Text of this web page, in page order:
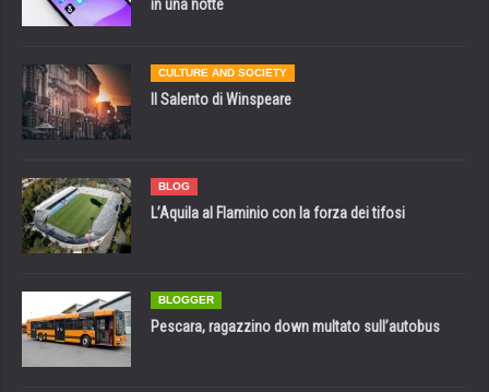
in una notte
CULTURE AND SOCIETY
Il Salento di Winspeare
BLOG
L’Aquila al Flaminio con la forza dei tifosi
BLOGGER
Pescara, ragazzino down multato sull’autobus